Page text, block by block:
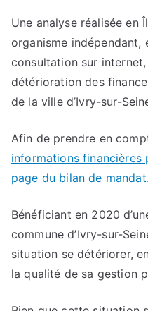
Une analyse réalisée en
organisme indépendant,
consultation sur
détérioration des
de la ville d’Ivry-sur-
Afin de prendre en
informations financières
page du bilan de mandat.
Bénéficiant en 2020
commune d’Ivry-sur-
situation se détériorer,
la qualité de sa gestion